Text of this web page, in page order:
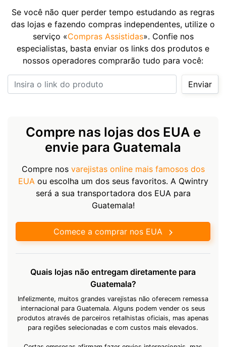
Se você não quer perder tempo estudando as regras
das lojas e fazendo compras independentes, utilize o
serviço «Compras Assistidas». Confie nos
especialistas, basta enviar os links dos produtos e
nossos operadores comprarão tudo para você:
Insira o link do produto
Enviar
Compre nas lojas dos EUA e
envie para Guatemala
Compre nos varejistas online mais famosos dos
EUAou escolha um dos seus favoritos. A Qwintry
será a sua transportadora dos EUA para
Guatemala!
Comece a comprar nos EUA
Quais lojas não entregam diretamente para
Guatemala?
Infelizmente, muitos grandes varejistas não oferecem remessa
internacional para Guatemala. Alguns podem vender os seus
produtos através de parceiros retalhistas oficiais, mas apenas
para regiões selecionadas e com custos mais elevados.